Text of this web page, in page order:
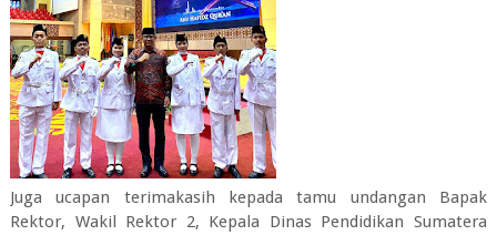
Juga ucapan terimakasih kepada tamu undangan Bapak
Rektor, Wakil Rektor 2, Kepala Dinas Pendidikan Sumatera